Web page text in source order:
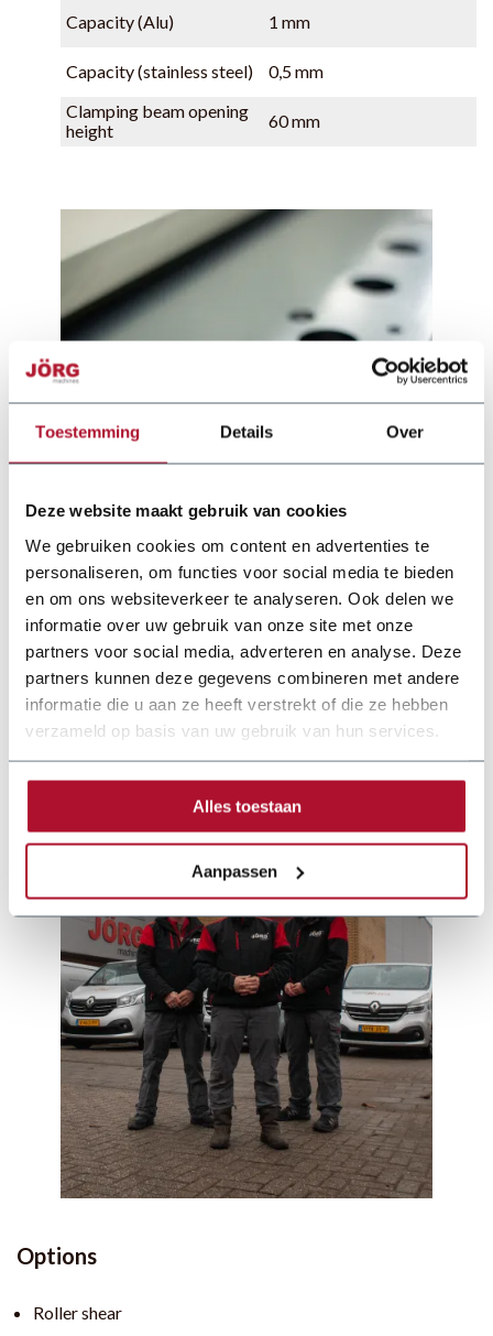
Toestemming Details Over
Deze website maakt gebruik van cookies
We gebruiken cookies om content en advertenties te
personaliseren, om functies voor social media te bieden
en om ons websiteverkeer te analyseren. Ook delen we
informatie over uw gebruik van onze site met onze
partners voor social media, adverteren en analyse. Deze
partners kunnen deze gegevens combineren met andere
informatie die u aan ze heeft verstrekt of die ze hebben
verzameld op basis van uw gebruik van hun services.
Alles toestaan
Aanpassen
Capacity (Alu) 1 mm
Capacity (stainless steel)
0,5 mm
Clamping beam opening
height
60 mm
Documentation
schechtl-zetbank-handbediend-joerg-en-2022.pdf
Options
Roller shear